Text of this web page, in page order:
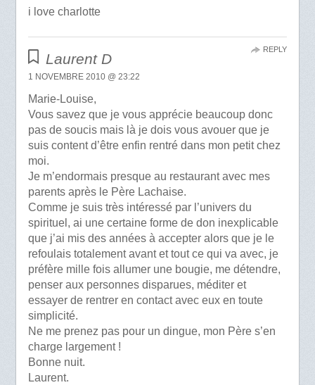
i love charlotte
Laurent D
1 NOVEMBRE 2010 @ 23:22
Marie-Louise,
Vous savez que je vous apprécie beaucoup donc
pas de soucis mais là je dois vous avouer que je
suis content d’être enfin rentré dans mon petit chez
moi.
Je m’endormais presque au restaurant avec mes
parents après le Père Lachaise.
Comme je suis très intéressé par l’univers du
spirituel, ai une certaine forme de don inexplicable
que j’ai mis des années à accepter alors que je le
refoulais totalement avant et tout ce qui va avec, je
préfère mille fois allumer une bougie, me détendre,
penser aux personnes disparues, méditer et
essayer de rentrer en contact avec eux en toute
simplicité.
Ne me prenez pas pour un dingue, mon Père s’en
charge largement !
Bonne nuit.
Laurent.
REPLY